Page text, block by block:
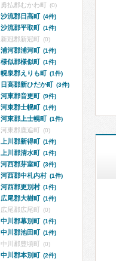
勇払郡むかわ町 (0)
沙流郡日高町 (4件)
沙流郡平取町 (1件)
新冠郡新冠町 (0)
浦河郡浦河町 (1件)
様似郡様似町 (1件)
幌泉郡えりも町 (1件)
日高郡新ひだか町 (3件)
河東郡音更町 (9件)
河東郡士幌町 (1件)
河東郡上士幌町 (1件)
河東郡鹿追町 (0)
上川郡新得町 (1件)
上川郡清水町 (1件)
河西郡芽室町 (3件)
河西郡中札内村 (1件)
河西郡更別村 (1件)
広尾郡大樹町 (1件)
広尾郡広尾町 (0)
中川郡幕別町 (1件)
中川郡池田町 (1件)
中川郡豊頃町 (0)
中川郡本別町 (2件)